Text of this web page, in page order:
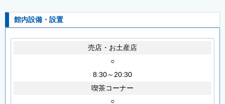
館内設備・設置
売店・お土産店
○
8:30～20:30
喫茶コーナー
○